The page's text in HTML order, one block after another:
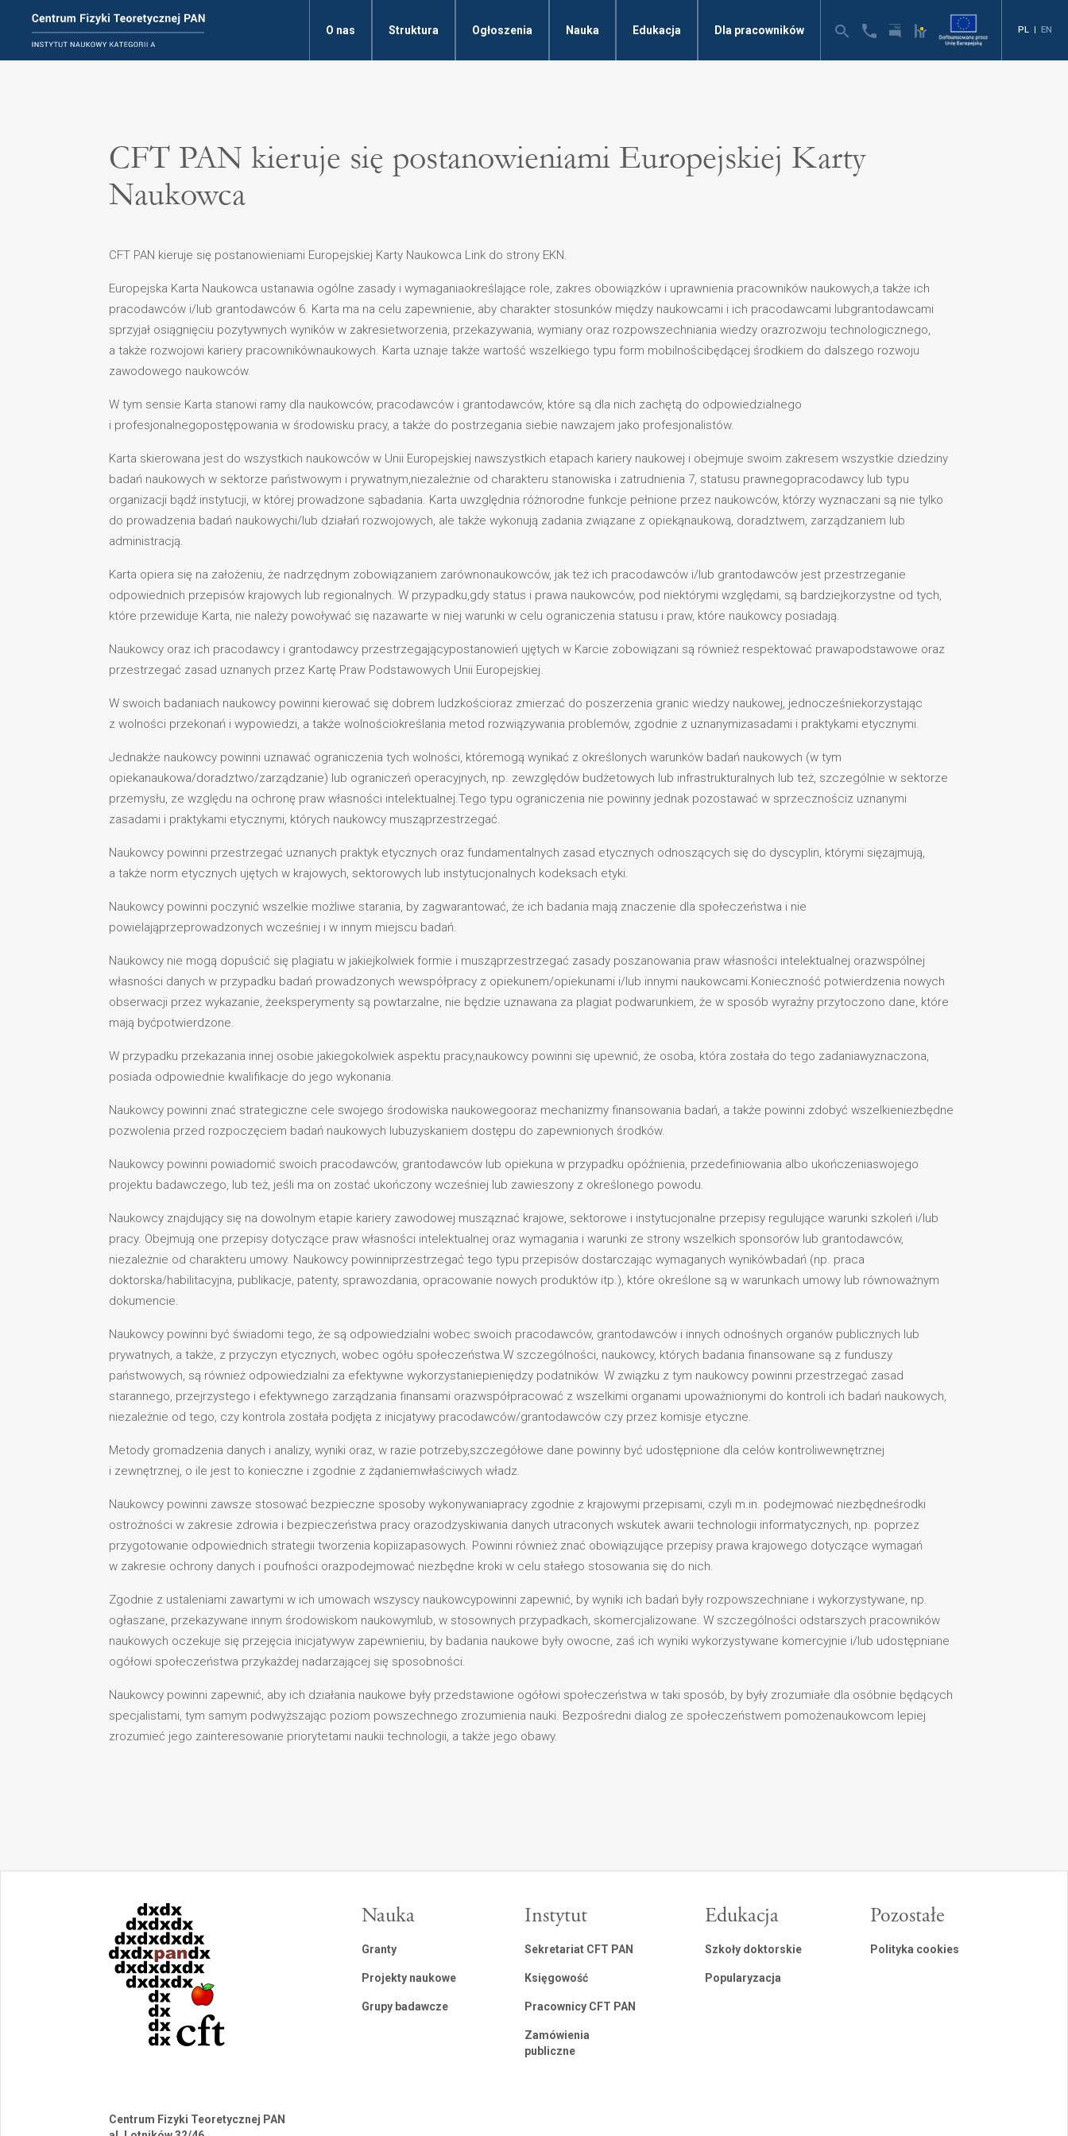
O nas Struktura Ogłoszenia Nauka Edukacja Dla pracowników PL | EN
CFT PAN kieruje się postanowieniami Europejskiej Karty
Naukowca
CFT PAN kieruje się postanowieniami Europejskiej Karty Naukowca Link do strony EKN.
Europejska Karta Naukowca ustanawia ogólne zasady i wymaganiaokreślające role, zakres obowiązków i uprawnienia pracowników naukowych,a także ich
pracodawców i/lub grantodawców 6. Karta ma na celu zapewnienie, aby charakter stosunków między naukowcami i ich pracodawcami lubgrantodawcami
sprzyjał osiągnięciu pozytywnych wyników w zakresietworzenia, przekazywania, wymiany oraz rozpowszechniania wiedzy orazrozwoju technologicznego,
a także rozwojowi kariery pracownikównaukowych. Karta uznaje także wartość wszelkiego typu form mobilnościbędącej środkiem do dalszego rozwoju
zawodowego naukowców.
W tym sensie Karta stanowi ramy dla naukowców, pracodawców i grantodawców, które są dla nich zachętą do odpowiedzialnego
i profesjonalnegopostępowania w środowisku pracy, a także do postrzegania siebie nawzajem jako profesjonalistów.
Karta skierowana jest do wszystkich naukowców w Unii Europejskiej nawszystkich etapach kariery naukowej i obejmuje swoim zakresem wszystkie dziedziny
badań naukowych w sektorze państwowym i prywatnym,niezależnie od charakteru stanowiska i zatrudnienia 7, statusu prawnegopracodawcy lub typu
organizacji bądź instytucji, w której prowadzone sąbadania. Karta uwzględnia różnorodne funkcje pełnione przez naukowców, którzy wyznaczani są nie tylko
do prowadzenia badań naukowychi/lub działań rozwojowych, ale także wykonują zadania związane z opiekąnaukową, doradztwem, zarządzaniem lub
administracją.
Karta opiera się na założeniu, że nadrzędnym zobowiązaniem zarównonaukowców, jak też ich pracodawców i/lub grantodawców jest przestrzeganie
odpowiednich przepisów krajowych lub regionalnych. W przypadku,gdy status i prawa naukowców, pod niektórymi względami, są bardziejkorzystne od tych,
które przewiduje Karta, nie należy powoływać się nazawarte w niej warunki w celu ograniczenia statusu i praw, które naukowcy posiadają.
Naukowcy oraz ich pracodawcy i grantodawcy przestrzegającypostanowień ujętych w Karcie zobowiązani są również respektować prawapodstawowe oraz
przestrzegać zasad uznanych przez Kartę Praw Podstawowych Unii Europejskiej.
W swoich badaniach naukowcy powinni kierować się dobrem ludzkościoraz zmierzać do poszerzenia granic wiedzy naukowej, jednocześniekorzystając
z wolności przekonań i wypowiedzi, a także wolnościokreślania metod rozwiązywania problemów, zgodnie z uznanymizasadami i praktykami etycznymi.
Jednakże naukowcy powinni uznawać ograniczenia tych wolności, któremogą wynikać z określonych warunków badań naukowych (w tym
opiekanaukowa/doradztwo/zarządzanie) lub ograniczeń operacyjnych, np. zewzględów budżetowych lub infrastrukturalnych lub też, szczególnie w sektorze
przemysłu, ze względu na ochronę praw własności intelektualnej.Tego typu ograniczenia nie powinny jednak pozostawać w sprzecznościz uznanymi
zasadami i praktykami etycznymi, których naukowcy musząprzestrzegać.
Naukowcy powinni przestrzegać uznanych praktyk etycznych oraz fundamentalnych zasad etycznych odnoszących się do dyscyplin, którymi sięzajmują,
a także norm etycznych ujętych w krajowych, sektorowych lub instytucjonalnych kodeksach etyki.
Naukowcy powinni poczynić wszelkie możliwe starania, by zagwarantować, że ich badania mają znaczenie dla społeczeństwa i nie
powielająprzeprowadzonych wcześniej i w innym miejscu badań.
Naukowcy nie mogą dopuścić się plagiatu w jakiejkolwiek formie i musząprzestrzegać zasady poszanowania praw własności intelektualnej orazwspólnej
własności danych w przypadku badań prowadzonych wewspółpracy z opiekunem/opiekunami i/lub innymi naukowcami.Konieczność potwierdzenia nowych
obserwacji przez wykazanie, żeeksperymenty są powtarzalne, nie będzie uznawana za plagiat podwarunkiem, że w sposób wyraźny przytoczono dane, które
mają byćpotwierdzone.
W przypadku przekazania innej osobie jakiegokolwiek aspektu pracy,naukowcy powinni się upewnić, że osoba, która została do tego zadaniawyznaczona,
posiada odpowiednie kwalifikacje do jego wykonania.
Naukowcy powinni znać strategiczne cele swojego środowiska naukowegooraz mechanizmy finansowania badań, a także powinni zdobyć wszelkieniezbędne
pozwolenia przed rozpoczęciem badań naukowych lubuzyskaniem dostępu do zapewnionych środków.
Naukowcy powinni powiadomić swoich pracodawców, grantodawców lub opiekuna w przypadku opóźnienia, przedefiniowania albo ukończeniaswojego
projektu badawczego, lub też, jeśli ma on zostać ukończony wcześniej lub zawieszony z określonego powodu.
Naukowcy znajdujący się na dowolnym etapie kariery zawodowej musząznać krajowe, sektorowe i instytucjonalne przepisy regulujące warunki szkoleń i/lub
pracy. Obejmują one przepisy dotyczące praw własności intelektualnej oraz wymagania i warunki ze strony wszelkich sponsorów lub grantodawców,
niezależnie od charakteru umowy. Naukowcy powinniprzestrzegać tego typu przepisów dostarczając wymaganych wynikówbadań (np. praca
doktorska/habilitacyjna, publikacje, patenty, sprawozdania, opracowanie nowych produktów itp.), które określone są w warunkach umowy lub równoważnym
dokumencie.
Naukowcy powinni być świadomi tego, że są odpowiedzialni wobec swoich pracodawców, grantodawców i innych odnośnych organów publicznych lub
prywatnych, a także, z przyczyn etycznych, wobec ogółu społeczeństwa.W szczególności, naukowcy, których badania finansowane są z funduszy
państwowych, są również odpowiedzialni za efektywne wykorzystaniepieniędzy podatników. W związku z tym naukowcy powinni przestrzegać zasad
starannego, przejrzystego i efektywnego zarządzania finansami orazwspółpracować z wszelkimi organami upoważnionymi do kontroli ich badań naukowych,
niezależnie od tego, czy kontrola została podjęta z inicjatywy pracodawców/grantodawców czy przez komisje etyczne.
Metody gromadzenia danych i analizy, wyniki oraz, w razie potrzeby,szczegółowe dane powinny być udostępnione dla celów kontroliwewnętrznej
i zewnętrznej, o ile jest to konieczne i zgodnie z żądaniemwłaściwych władz.
Naukowcy powinni zawsze stosować bezpieczne sposoby wykonywaniapracy zgodnie z krajowymi przepisami, czyli m.in. podejmować niezbędneśrodki
ostrożności w zakresie zdrowia i bezpieczeństwa pracy orazodzyskiwania danych utraconych wskutek awarii technologii informatycznych, np. poprzez
przygotowanie odpowiednich strategii tworzenia kopiizapasowych. Powinni również znać obowiązujące przepisy prawa krajowego dotyczące wymagań
w zakresie ochrony danych i poufności orazpodejmować niezbędne kroki w celu stałego stosowania się do nich.
Zgodnie z ustaleniami zawartymi w ich umowach wszyscy naukowcypowinni zapewnić, by wyniki ich badań były rozpowszechniane i wykorzystywane, np.
ogłaszane, przekazywane innym środowiskom naukowymlub, w stosownych przypadkach, skomercjalizowane. W szczególności odstarszych pracowników
naukowych oczekuje się przejęcia inicjatywyw zapewnieniu, by badania naukowe były owocne, zaś ich wyniki wykorzystywane komercyjnie i/lub udostępniane
ogółowi społeczeństwa przykażdej nadarzającej się sposobności.
Naukowcy powinni zapewnić, aby ich działania naukowe były przedstawione ogółowi społeczeństwa w taki sposób, by były zrozumiałe dla osóbnie będących
specjalistami, tym samym podwyższając poziom powszechnego zrozumienia nauki. Bezpośredni dialog ze społeczeństwem pomożenaukowcom lepiej
zrozumieć jego zainteresowanie priorytetami naukii technologii, a także jego obawy.
Nauka
Granty
Projekty naukowe
Grupy badawcze
Instytut
Sekretariat CFT PAN
Księgowość
Pracownicy CFT PAN
Zamówienia
publiczne
Edukacja
Szkoły doktorskie
Popularyzacja
Pozostałe
Polityka cookies
Centrum Fizyki Teoretycznej PAN